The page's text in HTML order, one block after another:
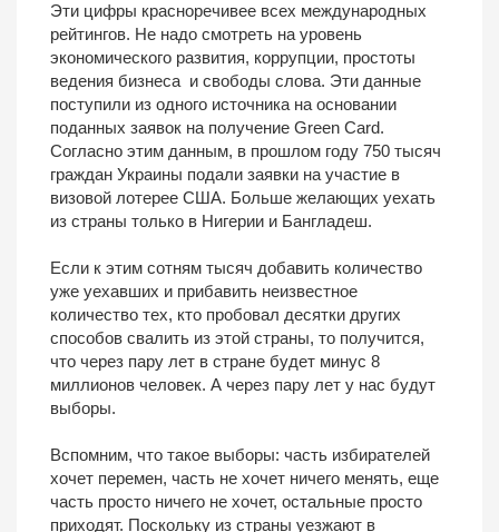
Эти цифры красноречивее всех международных
рейтингов. Не надо смотреть на уровень
экономического развития, коррупции, простоты
ведения бизнеса и свободы слова. Эти данные
поступили из одного источника на основании
поданных заявок на получение Green Card.
Согласно этим данным, в прошлом году 750 тысяч
граждан Украины подали заявки на участие в
визовой лотерее США. Больше желающих уехать
из страны только в Нигерии и Бангладеш.
Если к этим сотням тысяч добавить количество
уже уехавших и прибавить неизвестное
количество тех, кто пробовал десятки других
способов свалить из этой страны, то получится,
что через пару лет в стране будет минус 8
миллионов человек. А через пару лет у нас будут
выборы.
Вспомним, что такое выборы: часть избирателей
хочет перемен, часть не хочет ничего менять, еще
часть просто ничего не хочет, остальные просто
приходят. Поскольку из страны уезжают в